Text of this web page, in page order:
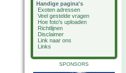
Handige pagina's
Exoten adressen
Veel gestelde vragen
Hoe foto's uploaden
Richtlijnen
Disclaimer
Link naar ons
Links
SPONSORS